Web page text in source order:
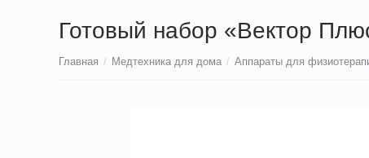
Готовый набор «Вектор
Главная / Медтехника для дома / Аппараты для